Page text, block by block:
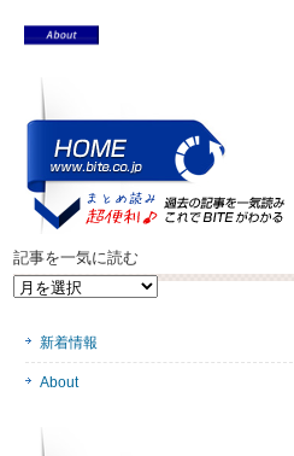
記事を一気に読む
記
新着情報
About